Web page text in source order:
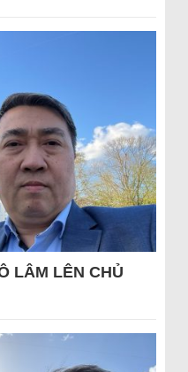
LÂM LÊN CHỦ